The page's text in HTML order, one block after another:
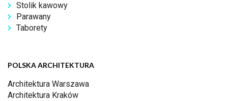
Stolik kawowy
Parawany
Taborety
POLSKA ARCHITEKTURA
Architektura Warszawa
Architektura Kraków